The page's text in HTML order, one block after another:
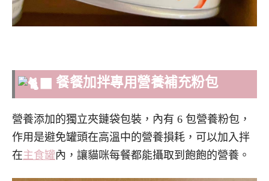
餐餐加拌專用營養補充粉包
營養添加的獨立夾鏈袋包裝，內有 6 包營養粉包，
作用是避免罐頭在高溫中的營養損耗，可以加入拌
在主食罐內，讓貓咪每餐都能攝取到飽飽的營養。